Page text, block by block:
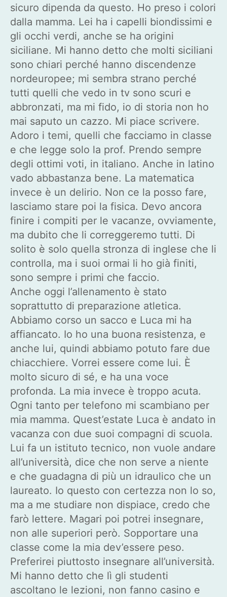
sicuro dipenda da questo. Ho preso i colori
dalla mamma. Lei ha i capelli biondissimi e
gli occhi verdi, anche se ha origini
siciliane. Mi hanno detto che molti siciliani
sono chiari perché hanno discendenze
nordeuropee; mi sembra strano perché
tutti quelli che vedo in tv sono scuri e
abbronzati, ma mi fido, io di storia non ho
mai saputo un cazzo. Mi piace scrivere.
Adoro i temi, quelli che facciamo in classe
e che legge solo la prof. Prendo sempre
degli ottimi voti, in italiano. Anche in latino
vado abbastanza bene. La matematica
invece è un delirio. Non ce la posso fare,
lasciamo stare poi la fisica. Devo ancora
finire i compiti per le vacanze, ovviamente,
ma dubito che li correggeremo tutti. Di
solito è solo quella stronza di inglese che li
controlla, ma i suoi ormai li ho già finiti,
sono sempre i primi che faccio.
Anche oggi l’allenamento è stato
soprattutto di preparazione atletica.
Abbiamo corso un sacco e Luca mi ha
affiancato. Io ho una buona resistenza, e
anche lui, quindi abbiamo potuto fare due
chiacchiere. Vorrei essere come lui. È
molto sicuro di sé, e ha una voce
profonda. La mia invece è troppo acuta.
Ogni tanto per telefono mi scambiano per
mia mamma. Quest’estate Luca è andato in
vacanza con due suoi compagni di scuola.
Lui fa un istituto tecnico, non vuole andare
all’università, dice che non serve a niente
e che guadagna di più un idraulico che un
laureato. Io questo con certezza non lo so,
ma a me studiare non dispiace, credo che
farò lettere. Magari poi potrei insegnare,
non alle superiori però. Sopportare una
classe come la mia dev’essere peso.
Preferirei piuttosto insegnare all’università.
Mi hanno detto che lì gli studenti
ascoltano le lezioni, non fanno casino e